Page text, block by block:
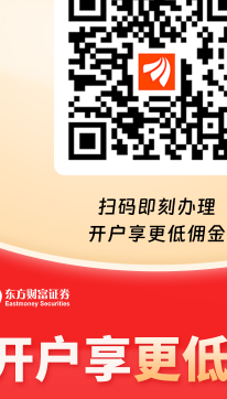
315.6万 408.2万 -
424.5万 429.6万 -
92.60万 158.8万 -
100.2万 129.7万 -
106.2万 203.1万 -
85.96万 232.9万 -
241.0万 472.3万 -
1.73% 358.8万 231.0万
447.8万 168.7万
1.66%
1.64% 133.4万 192.1万 -
1.67% 156.2万 83.87万